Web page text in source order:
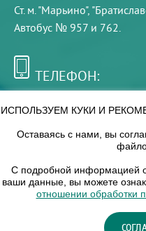
Ст. м. "Марьино",
Автобус № 957 и 762.
ТЕЛЕФОН:
РЕЖИМ РАБОТЫ:
8 — 18
НАШ ФИЛИАЛ:
ИСПОЛЬЗУЕМ КУКИ И
Оставаясь с нами, вы
С подробной информацией
ваши данные, вы можете
отношении обработки